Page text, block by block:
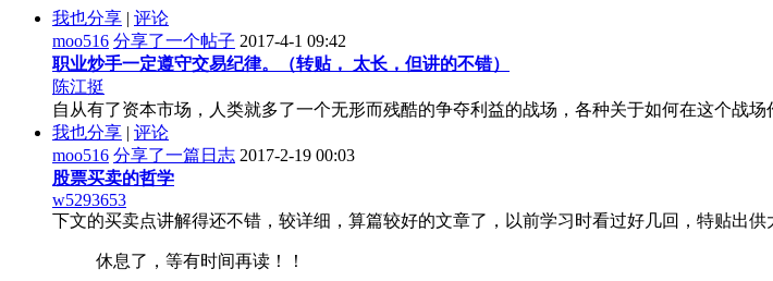
我也分享 | 评论
moo516 分享了一个帖子 2017-4-1 09:42
职业炒手一定遵守交易纪律。（转贴， 太长，但讲的不错）
陈江挺
自从有了资本市场，人类就多了一个无形而残酷的争夺利益的战场，各种关于如何在这个战
我也分享 | 评论
moo516 分享了一篇日志 2017-2-19 00:03
股票买卖的哲学
w5293653
下文的买卖点讲解得还不错，较详细，算篇较好的文章了，以前学习时看过好几回，特贴出
休息了，等有时间再读！！